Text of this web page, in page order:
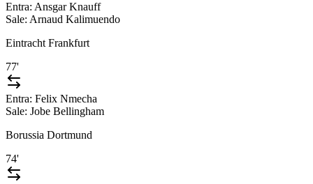
Entra: Ansgar Knauff
Sale: Arnaud Kalimuendo
Eintracht Frankfurt
77'
Entra: Felix Nmecha
Sale: Jobe Bellingham
Borussia Dortmund
74'